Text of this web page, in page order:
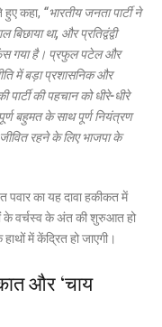
हुए कहा, “भारतीय जनता पार्टी ने
था, और प्रतिद्वंद्वी
गया है। प्रफुल पटेल और
में बड़ा प्रशासनिक और
की पहचान को धीरे-धीरे
बहुमत के साथ पूर्ण नियंत्रण
रहने के लिए भाजपा के
पवार का यह दावा हकीकत में
के वर्चस्व के अंत की शुरुआत हो
हाथों में केंद्रित हो जाएगी।
और ‘चाय